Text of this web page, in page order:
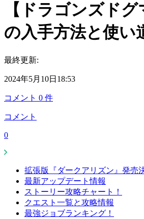
【ドラゴンズド
の入手方法と使い
最終更新:
2024年5月10日18:53
コメント 0 件
コメント
0
拡張版『ダークアリズン』発売
最新アップデート情報
ストーリー攻略チャート！
クエスト一覧と攻略情報
最強ジョブランキング！